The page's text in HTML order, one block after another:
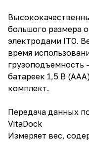
большого размера
электродами ITO.
время
грузоподъемность
батареек 1,5 В
комплект.
Передача данных
VitaDock
Измеряет вес,